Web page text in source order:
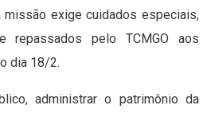
exige cuidados especiais,
repassados pelo TCMGO aos
dia 18/2.
administrar o patrimônio da